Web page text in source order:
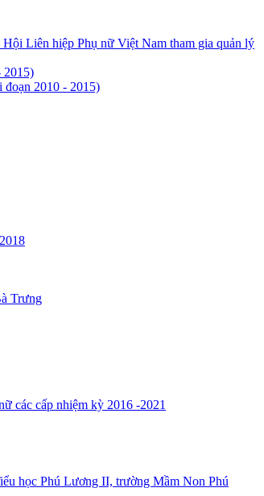
Liên hiệp Phụ nữ Việt Nam tham gia quản lý
2015)
đoạn 2010 - 2015)
Trưng
các cấp nhiệm kỳ 2016 -2021
học Phú Lương II, trường Mầm Non Phú